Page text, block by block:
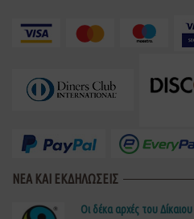
ΝΕΑ ΚΑΙ ΕΚΔΗΛΩΣΕΙΣ
Οι δέκα αρχές του